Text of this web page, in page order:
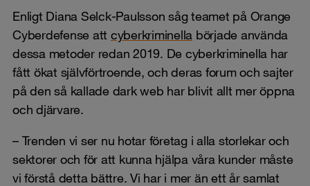
Enligt Diana Selck-Paulsson såg teamet på Orange
Cyberdefense att cyberkriminella började använda
dessa metoder redan 2019. De cyberkriminella har
fått ökat självförtroende, och deras forum och sajter
på den så kallade dark web har blivit allt mer öppna
och djärvare.
– Trenden vi ser nu hotar företag i alla storlekar och
sektorer och för att kunna hjälpa våra kunder måste
vi förstå detta bättre. Vi har i mer än ett år samlat